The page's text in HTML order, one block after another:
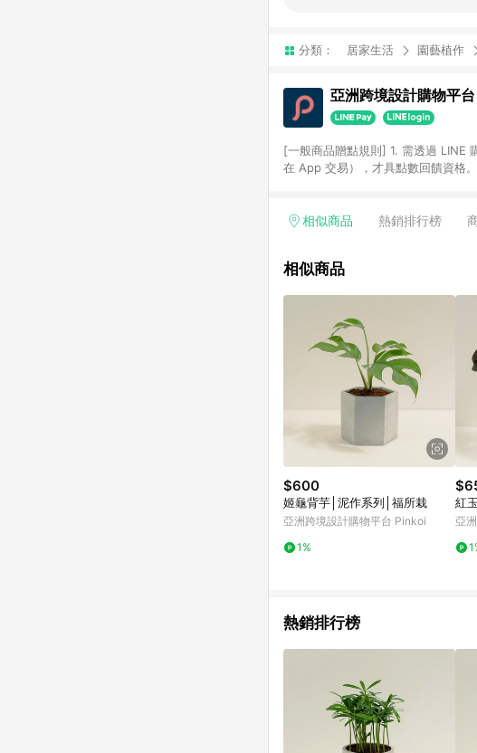
分類： 居家生活 園藝植作
亞洲跨境設計購物平
[一般商品贈點規則] 1. 需透過 LINE
在 App 交易），才具點數回饋資格
格，部分退款不在此限。 6. APP
使用規則請以點數紅包活動說明為準
相似商品 熱銷排行榜
相似商品
$600
姬龜背芋│泥作系列│福所栽
亞洲跨境設計購物平台 Pinkoi
1%
紅
亞
熱銷排行榜